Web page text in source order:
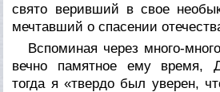
свято веривший в свое
мечтавший о спасении
Вспоминая через много-
вечно памятное ему время,
тогда я «твердо был уверен,